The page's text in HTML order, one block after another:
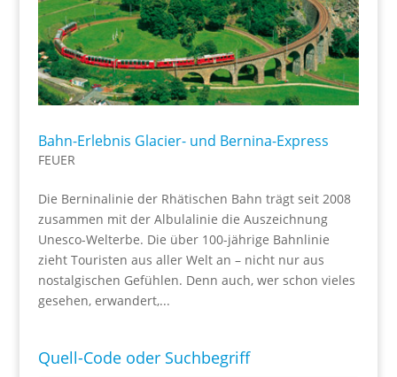
Bahn-Erlebnis Glacier- und Bernina-Express
FEUER
Die Berninalinie der Rhätischen Bahn trägt seit 2008
zusammen mit der Albulalinie die Auszeichnung
Unesco-Welterbe. Die über 100-jährige Bahnlinie
zieht Touristen aus aller Welt an – nicht nur aus
nostalgischen Gefühlen. Denn auch, wer schon vieles
gesehen, erwandert,...
Quell-Code oder Suchbegriff